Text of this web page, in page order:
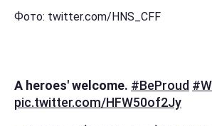
Фото: twitter.com/HNS_CFF
A heroes' welcome. #BeProud
pic.twitter.com/HFW50of2Jy